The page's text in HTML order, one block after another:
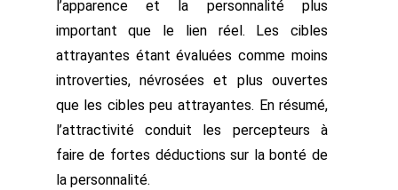
l’apparence et la personnalité plus
important que le lien réel. Les cibles
attrayantes étant évaluées comme moins
introverties, névrosées et plus ouvertes
que les cibles peu attrayantes. En résumé,
l’attractivité conduit les percepteurs à
faire de fortes déductions sur la bonté de
la personnalité.